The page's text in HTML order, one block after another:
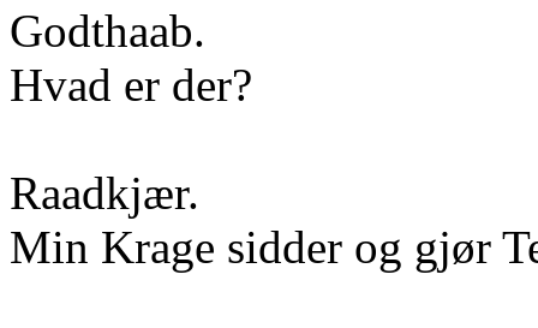
Godthaab.
Hvad er der?
Raadkjær.
Min Krage sidder og gjør